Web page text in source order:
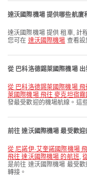
達沃國際機場 提供哪些航廈
達沃國際機場 提供 租車, 計程車, 祈禱室 以及更多設施，提升您的旅遊體驗。
您可在 達沃國際機場 查看設
從 巴科洛德錫萊國際機場
從 巴科洛德錫萊國際機場
萊國際機場 飛往 麥克坦宿
發最受歡迎的機場航線。這
前往 達沃國際機場 最受歡迎
從 尼諾伊·艾奎諾國際機場
飛往 達沃國際機場 的航班,
是前往 達沃國際機場 最受
轉接。